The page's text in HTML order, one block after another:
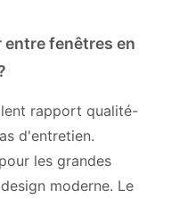
fenêtres en
rapport qualité-
d'entretien.
les grandes
moderne. Le